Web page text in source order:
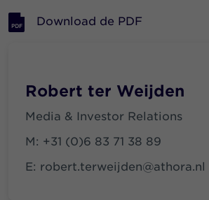
Download de PDF
Robert ter Weijden
Media & Investor Relations
M: +31 (0)6 83 71 38 89
E: robert.terweijden@athora.nl